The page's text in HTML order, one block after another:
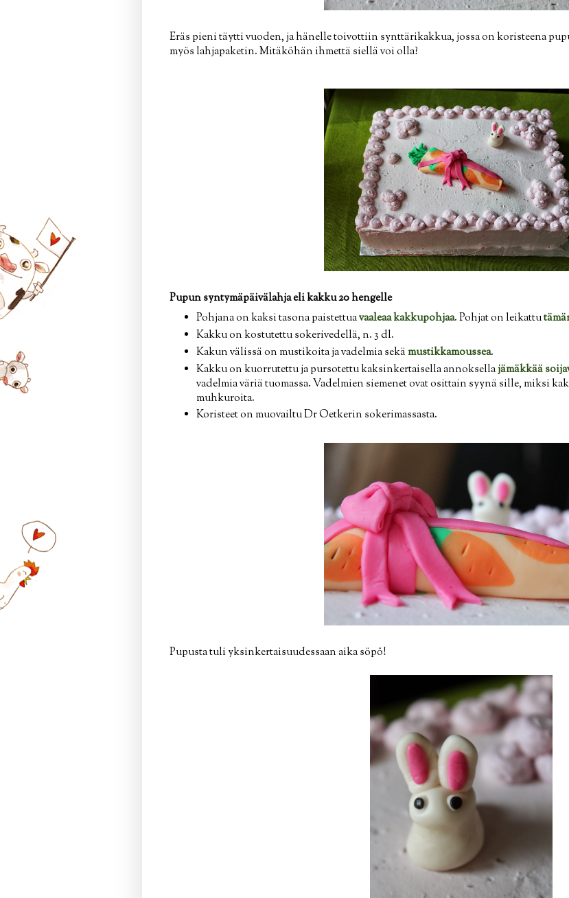
Eräs pieni täytti vuoden, ja hänelle toivottiin synttärikakkua, jossa on koristeena
myös lahjapaketin. Mitäköhän ihmettä siellä voi olla?
Pupun syntymäpäivälahja eli kakku 20 hengelle
Pohjana on kaksi tasona paistettuavaaleaa kakkupohjaa. Pohjat on leikattu
Kakku on kostutettu sokerivedellä, n. 3 dl.
Kakun välissä on mustikoita ja vadelmia sekämustikkamoussea.
Kakku on kuorrutettu ja pursotettu kaksinkertaisella annoksellajämäkkää
vadelmia väriä tuomassa. Vadelmien siemenet ovat osittain syynä sille, miksi
muhkuroita.
Koristeet on muovailtu Dr Oetkerin sokerimassasta.
Pupusta tuli yksinkertaisuudessaan aika söpö!